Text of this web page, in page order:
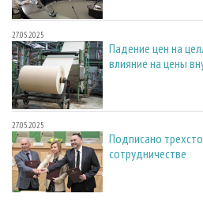
27.05.2025
Падение цен на
влияние на цены
27.05.2025
Подписано
сотрудничестве